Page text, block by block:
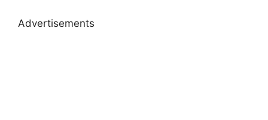
Advertisements